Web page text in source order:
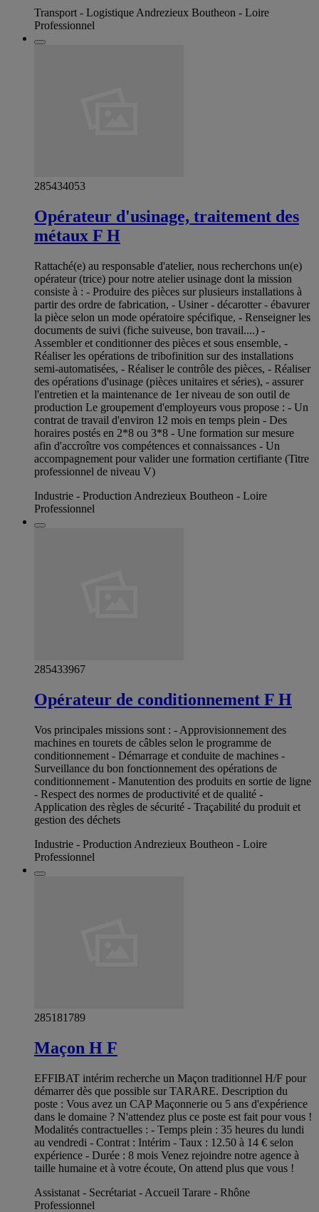
Transport - Logistique Andrezieux Boutheon - Loire
Professionnel
285434053
Opérateur d'usinage, traitement des
métaux F H
Rattaché(e) au responsable d'atelier, nous recherchons un(e)
opérateur (trice) pour notre atelier usinage dont la mission
consiste à : - Produire des pièces sur plusieurs installations à
partir des ordre de fabrication, - Usiner - décarotter - ébavurer
la pièce selon un mode opératoire spécifique, - Renseigner les
documents de suivi (fiche suiveuse, bon travail....) -
Assembler et conditionner des pièces et sous ensemble, -
Réaliser les opérations de tribofinition sur des installations
semi-automatisées, - Réaliser le contrôle des pièces, - Réaliser
des opérations d'usinage (pièces unitaires et séries), - assurer
l'entretien et la maintenance de 1er niveau de son outil de
production Le groupement d'employeurs vous propose : - Un
contrat de travail d'environ 12 mois en temps plein - Des
horaires postés en 2*8 ou 3*8 - Une formation sur mesure
afin d'accroître vos compétences et connaissances - Un
accompagnement pour valider une formation certifiante (Titre
professionnel de niveau V)
Industrie - Production Andrezieux Boutheon - Loire
Professionnel
285433967
Opérateur de conditionnement F H
Vos principales missions sont : - Approvisionnement des
machines en tourets de câbles selon le programme de
conditionnement - Démarrage et conduite de machines -
Surveillance du bon fonctionnement des opérations de
conditionnement - Manutention des produits en sortie de ligne
- Respect des normes de productivité et de qualité -
Application des règles de sécurité - Traçabilité du produit et
gestion des déchets
Industrie - Production Andrezieux Boutheon - Loire
Professionnel
285181789
Maçon H F
EFFIBAT intérim recherche un Maçon traditionnel H/F pour
démarrer dès que possible sur TARARE. Description du
poste : Vous avez un CAP Maçonnerie ou 5 ans d'expérience
dans le domaine ? N'attendez plus ce poste est fait pour vous !
Modalités contractuelles : - Temps plein : 35 heures du lundi
au vendredi - Contrat : Intérim - Taux : 12.50 à 14 € selon
expérience - Durée : 8 mois Venez rejoindre notre agence à
taille humaine et à votre écoute, On attend plus que vous !
Assistanat - Secrétariat - Accueil Tarare - Rhône
Professionnel